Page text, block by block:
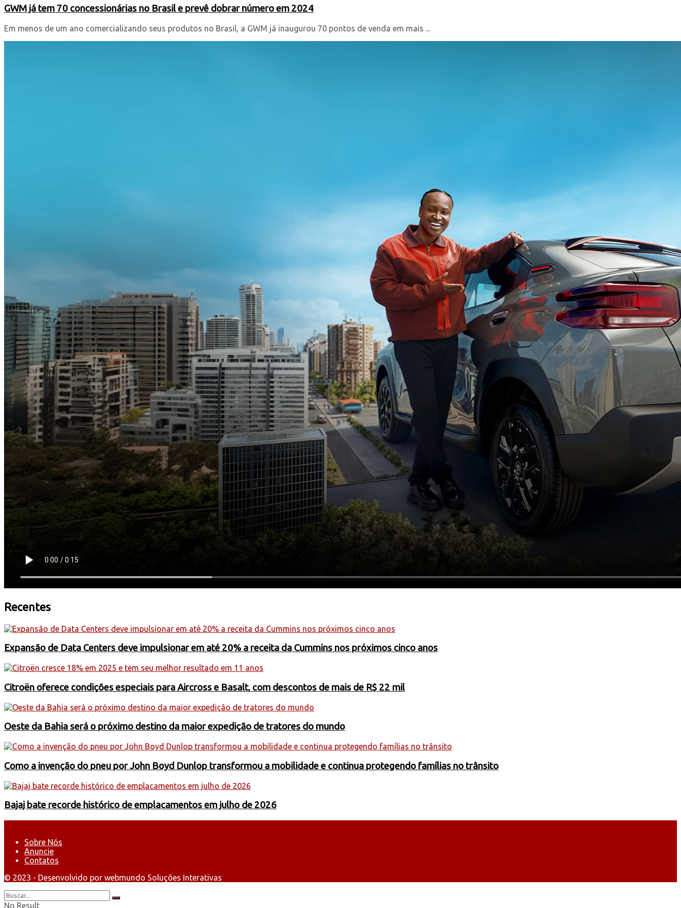
GWM já tem 70 concessionárias no Brasil e prevê dobrar número em 2024
Em menos de um ano comercializando seus produtos no Brasil, a GWM já inaugurou 70 pontos de venda em mais ...
Recentes
Expansão de Data Centers deve impulsionar em até 20% a receita da Cummins nos próximos cinco anos
Citroën oferece condições especiais para Aircross e Basalt, com descontos de mais de R$ 22 mil
Oeste da Bahia será o próximo destino da maior expedição de tratores do mundo
Como a invenção do pneu por John Boyd Dunlop transformou a mobilidade e continua protegendo famílias no trânsito
Bajaj bate recorde histórico de emplacamentos em julho de 2026
Sobre Nós
Anuncie
Contatos
© 2023 - Desenvolvido por webmundo Soluções Interativas
No Result